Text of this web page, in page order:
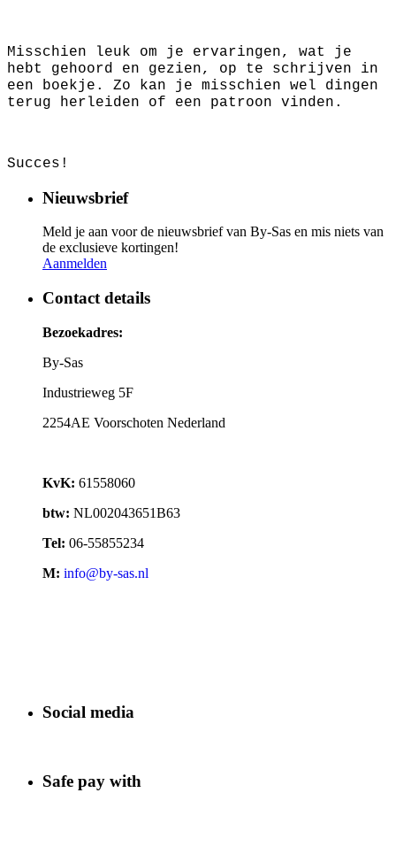
Misschien leuk om je ervaringen, wat je
hebt gehoord en gezien, op te schrijven in
een boekje. Zo kan je misschien wel dingen
terug herleiden of een patroon vinden.
Succes!
Nieuwsbrief
Meld je aan voor de nieuwsbrief van By-Sas en mis niets van
de exclusieve kortingen!
Aanmelden
Contact details
Bezoekadres:
By-Sas
Industrieweg 5F
2254AE Voorschoten Nederland
KvK: 61558060
btw: NL002043651B63
Tel: 06-55855234
M: info@by-sas.nl
Social media
Safe pay with